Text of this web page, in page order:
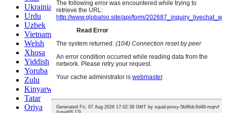
Ukrainian
Urdu
Uzbek
Vietnamese
Welsh
Xhosa
Yiddish
Yoruba
Zulu
Kinyarwanda
Tatar
Oriya